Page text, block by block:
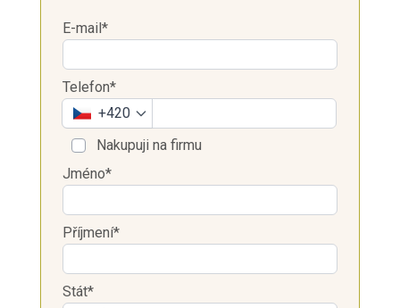
E-mail*
Telefon*
+420
Nakupuji na firmu
Jméno*
Příjmení*
Stát*